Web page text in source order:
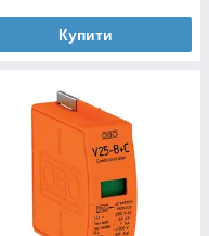
Купити